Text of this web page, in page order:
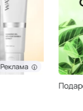
Реклама